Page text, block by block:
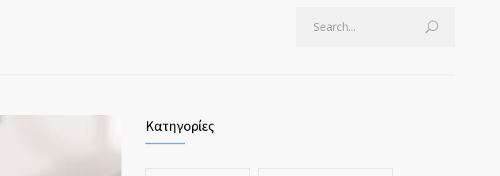
Κατηγορίες